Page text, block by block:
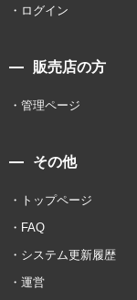
ログイン
販売店の方
管理ページ
その他
トップページ
FAQ
システム更新履歴
運営